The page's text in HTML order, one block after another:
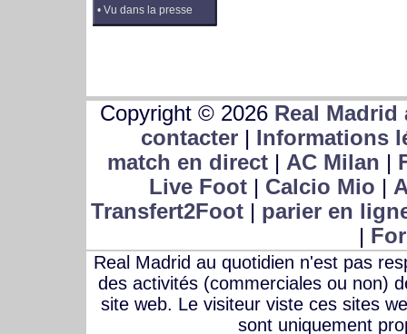
• Vu dans la presse
Copyright © 2026 Real
contacter| Informations
match en direct| AC Milan |
Live Foot| Calcio Mio |
Transfert2Foot | parier en
|
Real Madrid au quotidien n'est pas
des activités (commerciales ou non)
site web. Le visiteur viste ces sites
sont uniquement